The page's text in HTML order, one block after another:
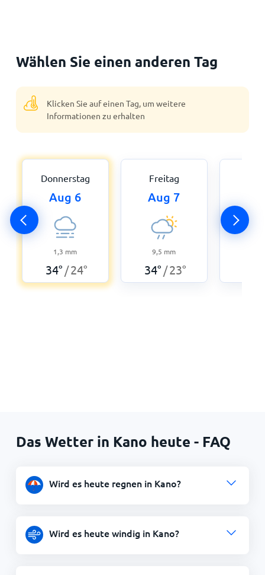
Wählen Sie einen anderen Tag
Klicken Sie auf einen Tag, um weitere
Informationen zu erhalten
Donnerstag
Aug 6
1,3 mm
34° /24°
Freitag
Aug 7
9,5 mm
34° /23°
Das Wetter in Kano heute - FAQ
Wird es heute regnen in Kano?
Wird es heute windig in Kano?